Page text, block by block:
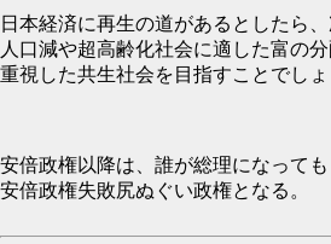
日本経済に再生の道があるとしたら
人口減や超高齢化社会に適した富の
重視した共生社会を目指すことでし
安倍政権以降は、誰が総理になっても
安倍政権失敗尻ぬぐい政権となる。